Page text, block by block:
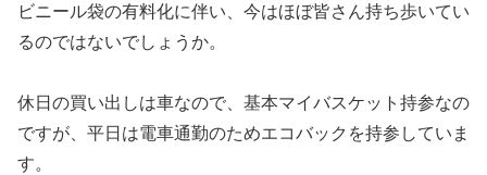
ビニール袋の有料化に伴い、今はほぼ皆さん持ち歩いてい
るのではないでしょうか。
休日の買い出しは車なので、基本マイバスケット持参なの
ですが、平日は電車通勤のためエコバックを持参していま
す。